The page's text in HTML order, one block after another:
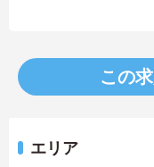
この
エリア